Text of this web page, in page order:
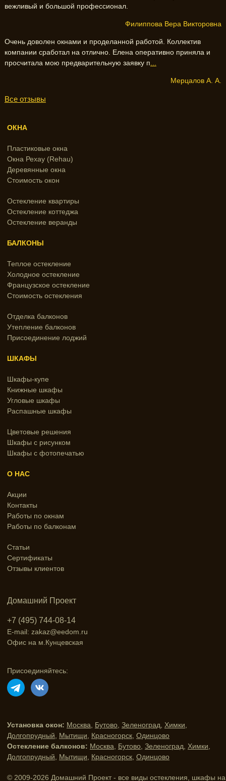
вежливый и большой профессионал.
Филиппова Вера Викторовна
Очень доволен окнами и проделанной работой. Коллектив
компании сработал на отлично. Елена оперативно приняла и
просчитала мою предварительную заявку п
Мерцалов А. А.
Все отзывы
ОКНА
Пластиковые окна
Окна Рехау (Rehau)
Деревянные окна
Стоимость окон
Остекление квартиры
Остекление коттеджа
Остекление веранды
БАЛКОНЫ
Теплое остекление
Холодное остекление
Французское остекление
Стоимость остекления
Отделка балконов
Утепление балконов
Присоединение лоджий
ШКАФЫ
Шкафы-купе
Книжные шкафы
Угловые шкафы
Распашные шкафы
Цветовые решения
Шкафы с рисунком
Шкафы с фотопечатью
О НАС
Акции
Контакты
Работы по окнам
Работы по балконам
Статьи
Сертификаты
Отзывы клиентов
Домашний Проект
+7 (495) 744-08-14
E-mail: zakaz@eedom.ru
Офис на м.Кунцевская
Присоединяйтесь:
Установка окон: Москва, Бутово, Зеленоград, Химки,
Долгопрудный, Мытищи, Красногорск, Одинцово
Остекление балконов: Москва, Бутово, Зеленоград, Химки,
Долгопрудный, Мытищи, Красногорск, Одинцово
© 2009-2026 Домашний Проект - все виды остекления, шкафы на